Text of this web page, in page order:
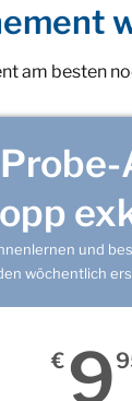
am besten
Probe-
und
wöchentlich
€ 9